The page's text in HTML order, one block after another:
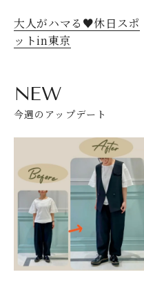
大人がハマる♥休日スポ
ットin東京
NEW
今週のアップデート